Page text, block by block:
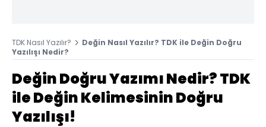
TDK Nasıl Yazılır?
Değin Nasıl Yazılır? TDK ile Değin Doğru
Yazılışı Nedir?
Değin Doğru Yazımı Nedir? TDK
ile Değin Kelimesinin Doğru
Yazılışı!